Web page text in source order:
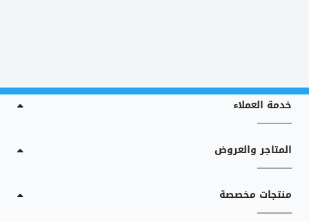
خدمة العملاء
المتاجر والعروض
منتجات مخصصة